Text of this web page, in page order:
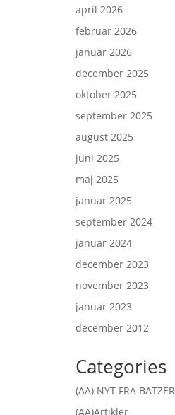
april 2026
februar 2026
januar 2026
december 2025
oktober 2025
september 2025
august 2025
juni 2025
maj 2025
januar 2025
september 2024
januar 2024
december 2023
november 2023
januar 2023
december 2012
Categories
(AA) NYT FRA BATZER
(AA)Artikler